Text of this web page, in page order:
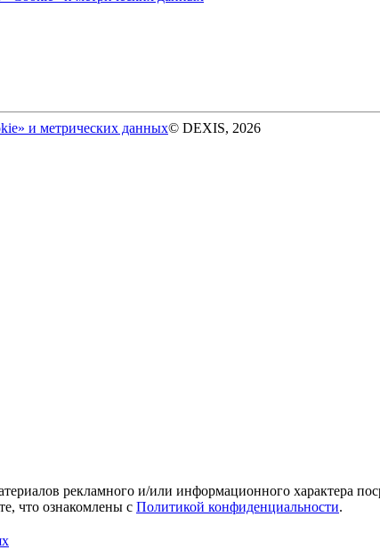
и метрических данных© DEXIS, 2026
рекламного и/или информационного характера
что ознакомлены с Политикой конфиденциальности.